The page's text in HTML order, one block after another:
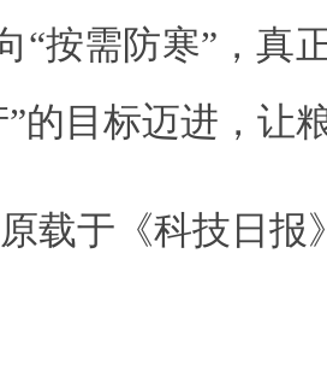
“按需防寒”，真
的目标迈进，让
原载于《科技日报